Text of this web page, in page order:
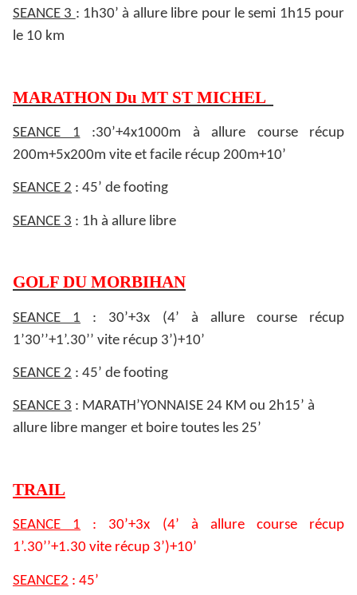
SEANCE 3 : 1h30’ à allure libre pour le semi 1h15 pour
le 10 km
MARATHON Du MT ST MICHEL
SEANCE 1 :30’+4x1000m à allure course récup
200m+5x200m vite et facile récup 200m+10’
SEANCE 2 : 45’ de footing
SEANCE 3 : 1h à allure libre
GOLF DU MORBIHAN
SEANCE 1 : 30’+3x (4’ à allure course récup
1’30’’+1’.30’’ vite récup 3’)+10’
SEANCE 2 : 45’ de footing
SEANCE 3 : MARATH’YONNAISE 24 KM ou 2h15’ à
allure libre manger et boire toutes les 25’
TRAIL
SEANCE 1 : 30’+3x (4’ à allure course récup
1’.30’’+1.30 vite récup 3’)+10’
SEANCE2 : 45’